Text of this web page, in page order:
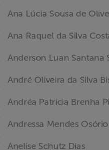
Ana Lúcia Sousa de
Ana Raquel da Silva
Anderson Luan Santana
André Oliveira da Silva
Andréa Patricia Brenha
Andressa Mendes Osório
Anelise Schutz Dias